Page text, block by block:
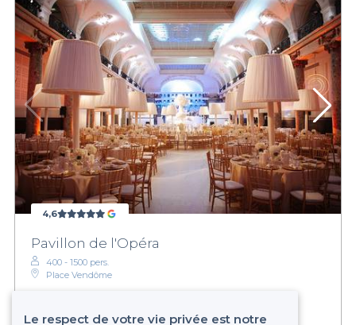
4,6
Pavillon de l'Opéra
400 - 1500 pers.
Place Vendôme
Le respect de votre vie privée est notre